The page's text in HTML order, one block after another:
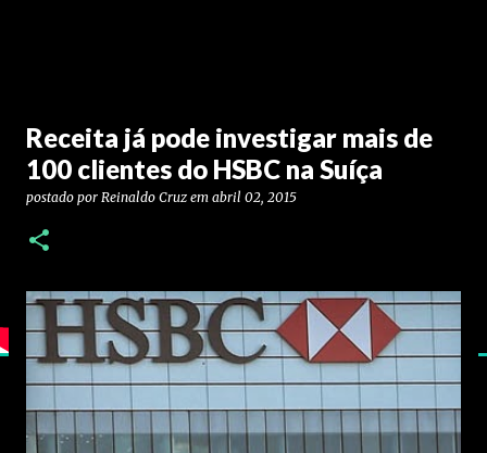
Receita já pode investigar mais de
100 clientes do HSBC na Suíça
postado por Reinaldo Cruz em abril 02, 2015